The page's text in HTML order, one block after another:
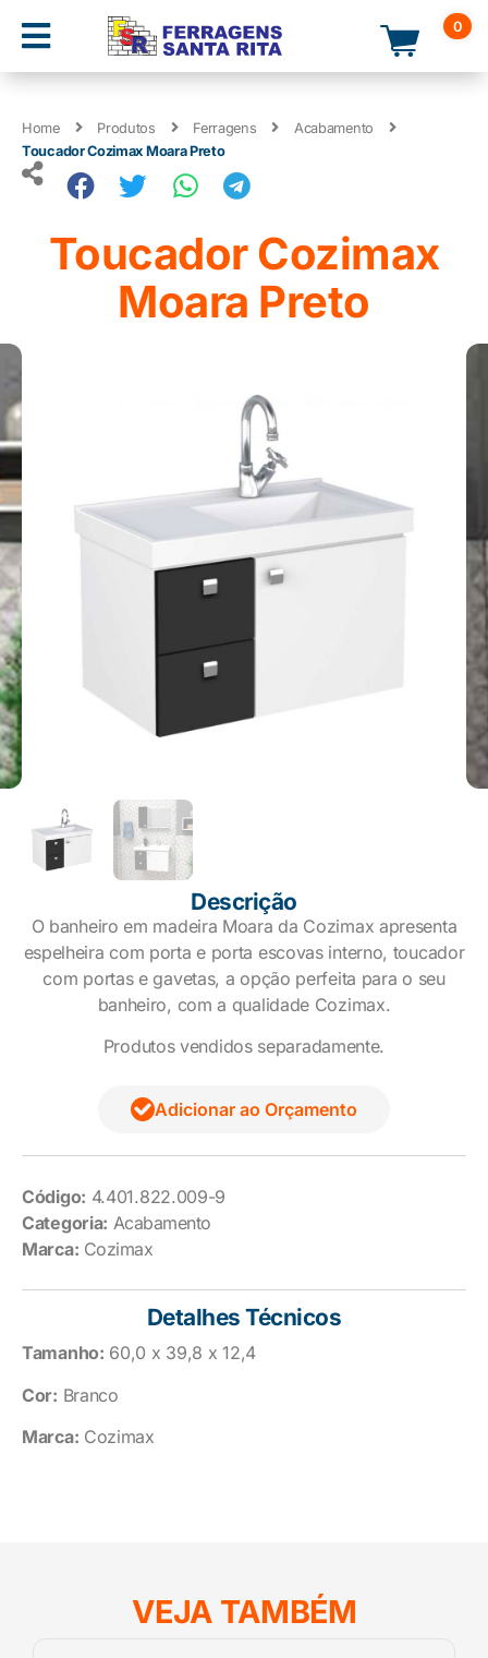
0
Home Produtos Ferragens
Acabamento
Toucador Cozimax Moara Preto
Toucador Cozimax
Moara Preto
Descrição
O banheiro em madeira Moara da Cozimax apresenta
espelheira com porta e porta escovas interno, toucador
com portas e gavetas, a opção perfeita para o seu
banheiro, com a qualidade Cozimax.
Produtos vendidos separadamente.
Adicionar ao Orçamento
Código: 4.401.822.009-9
Categoria: Acabamento
Marca: Cozimax
Detalhes Técnicos
Tamanho: 60,0 x 39,8 x 12,4
Cor: Branco
Marca: Cozimax
VEJA TAMBÉM